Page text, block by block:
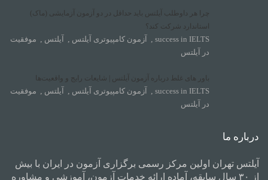
چرا هر داوطلب آیلتس باید حداقل در دو آزمون آزمایشی (ماک)
استاندارد شرکت کند؟
success in IELTS
, آزمون کامپیوتری آیلتس , آیلتس , موفقیت
در آیلتس
باور های غلط درباره آزمون آیلتس | شایعات رایج و واقعیت‌ها
success in IELTS
, آزمون کامپیوتری آیلتس , آیلتس , موفقیت
در آیلتس
درباره ما
آیلتس تهران اولین مرکز رسمی برگزاری آزمون در ایران با بیش
از ۳۰ سال سابقه، آماده ارائه خدمات آزمون، آموزشی و مشاوره